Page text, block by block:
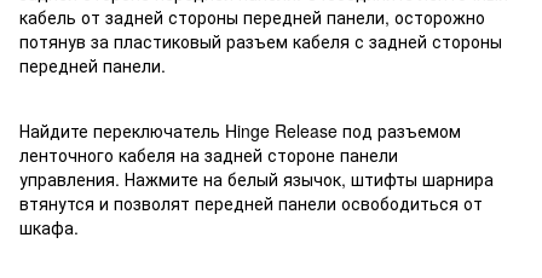
кабель от задней стороны передней панели, осторожно
потянув за пластиковый разъем кабеля с задней стороны
передней панели.
Найдите переключатель Hinge Release под разъемом
ленточного кабеля на задней стороне панели
управления. Нажмите на белый язычок, штифты шарнира
втянутся и позволят передней панели освободиться от
шкафа.